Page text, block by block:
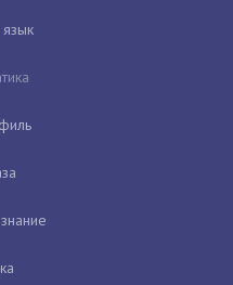
язык